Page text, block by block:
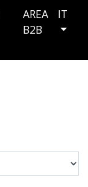
AREA
B2B
IT